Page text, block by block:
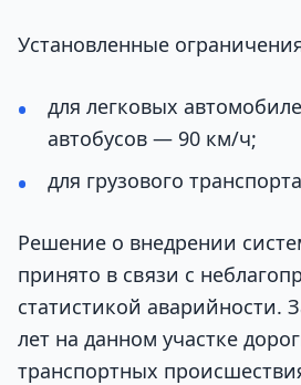
Установленные
для легковых
автобусов — 90 км/ч;
для грузового
Решение о внедрении
принято в связи с
статистикой аварийности.
лет на данном участке
транспортных